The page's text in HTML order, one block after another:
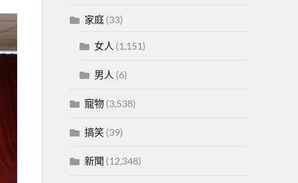
家庭(33)
女人 (1,151)
男人 (6)
寵物(3,538)
搞笑(39)
新聞 (12,348)